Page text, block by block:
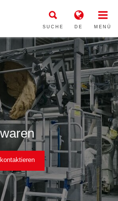
SUCHE DE MENÜ